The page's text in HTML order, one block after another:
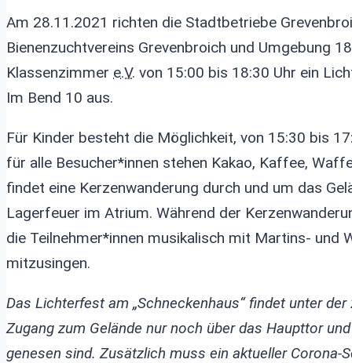
Am 28.11.2021 richten die Stadtbetriebe
Bienenzuchtvereins Grevenbroich und Umgebung
Klassenzimmer e.V. von 15:00 bis 18:30 Uhr ein
Im Bend 10 aus.
Für Kinder besteht die Möglichkeit, von 15:30 bis
für alle Besucher*innen stehen Kakao, Kaffee,
findet eine Kerzenwanderung durch und um das
Lagerfeuer im Atrium. Während der
die Teilnehmer*innen musikalisch mit Martins- und
mitzusingen.
Das Lichterfest am „Schneckenhaus“ findet unter
Zugang zum Gelände nur noch über das Haupttor
genesen sind. Zusätzlich muss ein aktueller